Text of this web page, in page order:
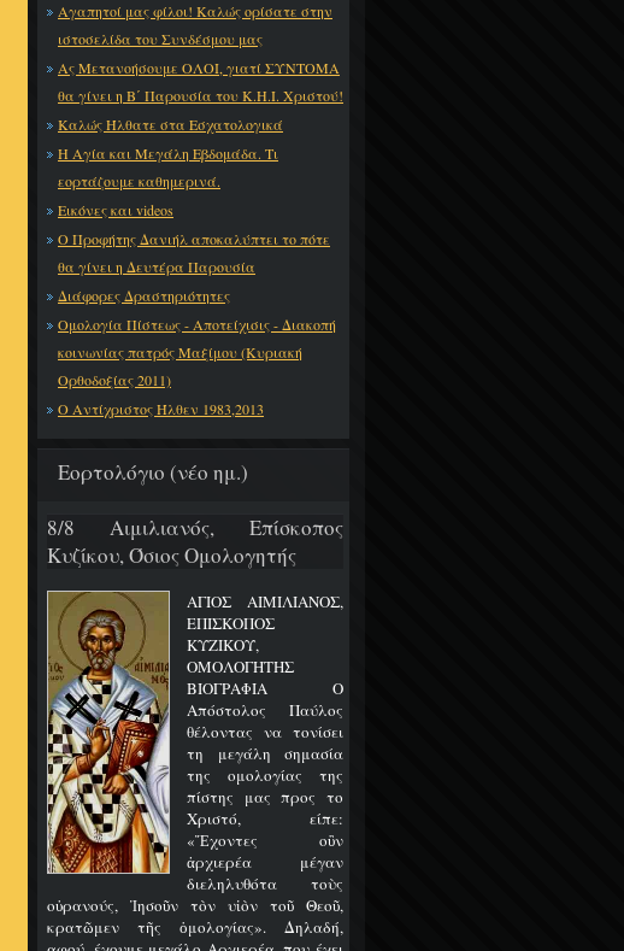
Αγαπητοί μας φίλοι! Καλώς ορίσατε στην
ιστοσελίδα του Συνδέσμου μας
Ας Μετανοήσουμε ΟΛΟΙ, γιατί ΣΥΝΤΟΜΑ
θα γίνει η Β΄ Παρουσία του Κ.Η.Ι. Χριστού!
Καλώς Ήλθατε στα Εσχατολογικά
Η Αγία και Μεγάλη Εβδομάδα. Τι
εορτάζουμε καθημερινά.
Εικόνες και videos
Ο Προφήτης Δανιήλ αποκαλύπτει το πότε
θα γίνει η Δευτέρα Παρουσία
Διάφορες Δραστηριότητες
Ομολογία Πίστεως - Αποτείχισις - Διακοπή
κοινωνίας πατρός Μαξίμου (Κυριακή
Ορθοδοξίας 2011)
Ο Αντίχριστος Ήλθεν 1983,2013
Εορτολόγιο (νέο ημ.)
8/8 Αιμιλιανός, Επίσκοπος
Κυζίκου, Όσιος Ομολογητής
ΑΓΙΟΣ ΑΙΜΙΛΙΑΝΟΣ,
ΕΠΙΣΚΟΠΟΣ
ΚΥΖΙΚΟΥ,
ΟΜΟΛΟΓΗΤΗΣ
ΒΙΟΓΡΑΦΙΑ Ο
Απόστολος Παύλος
θέλοντας να τονίσει
τη μεγάλη σημασία
της ομολογίας της
πίστης μας προς το
Χριστό, είπε:
«Ἔχοντες οὒν
ἀρχιερέα μέγαν
διεληλυθότα τοὺς
οὐρανούς, Ἰησοῦν τὸν υἱὸν τοῦ Θεοῦ,
κρατῶμεν τῆς ὁμολογίας». Δηλαδή,